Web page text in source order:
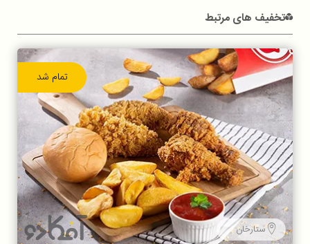
تخفیف های مرتبط
تمام شد
ستارخان